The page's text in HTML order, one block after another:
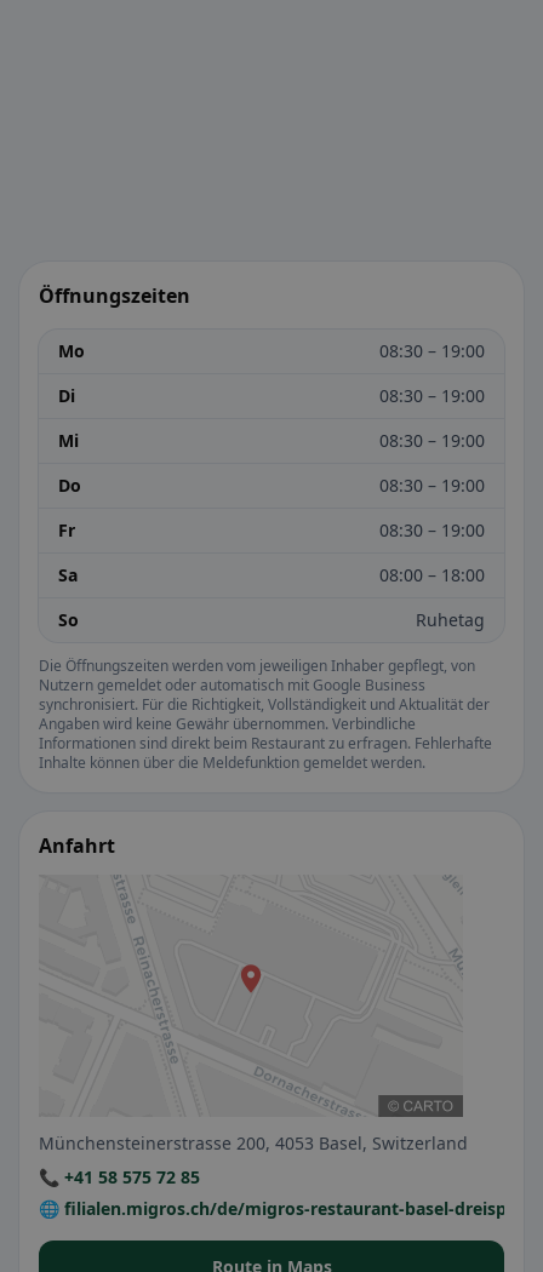
Öffnungszeiten
Mo
08:30 – 19:00
Di
08:30 – 19:00
Mi
08:30 – 19:00
Do
08:30 – 19:00
Fr
08:30 – 19:00
Sa
08:00 – 18:00
So
Ruhetag
Die Öffnungszeiten werden vom jeweiligen Inhaber gepflegt, von
Nutzern gemeldet oder automatisch mit Google Business
synchronisiert. Für die Richtigkeit, Vollständigkeit und Aktualität der
Angaben wird keine Gewähr übernommen. Verbindliche
Informationen sind direkt beim Restaurant zu erfragen. Fehlerhafte
Inhalte können über die Meldefunktion gemeldet werden.
Anfahrt
Münchensteinerstrasse 200, 4053 Basel, Switzerland
📞 +41 58 575 72 85
🌐 filialen.migros.ch/de/migros-restaurant-basel-dreispitz-
Route in Maps